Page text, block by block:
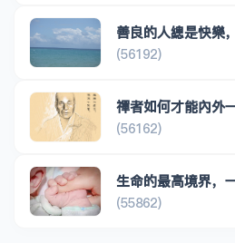
善良的人總是快樂
(56192)
禪者如何才能內外
(56162)
生命的最高境界，
(55862)